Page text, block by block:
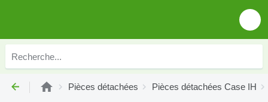
Pièces détachées Pièces détachées Case IH